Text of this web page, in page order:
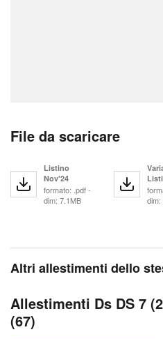
File da scaricare
Listino
Nov'24
formato: .pdf -
dim: 7.1MB
dim:
Altri allestimenti dello
Allestimenti Ds DS 7
(67)